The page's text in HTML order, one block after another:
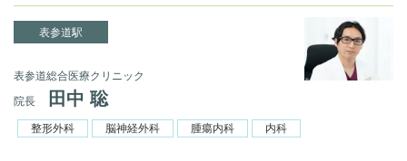
表参道駅
表参道総合医療クリニック
院長
田中 聡
整形外科 脳神経外科 腫瘍内科 内科